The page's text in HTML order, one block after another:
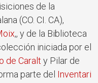
de la
(CO. CI. CA),
,, y de la Biblioteca
iniciada por el
de Caralt y Pilar de
parte del Inventari